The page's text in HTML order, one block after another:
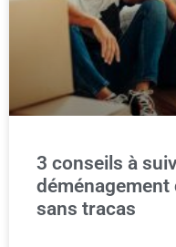
3 conseils à
sans tracas